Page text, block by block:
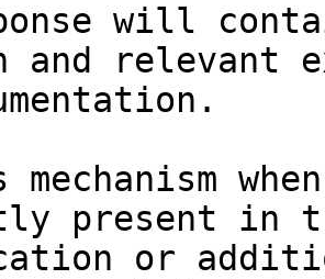
will
and relevant
mechanism
present in
or